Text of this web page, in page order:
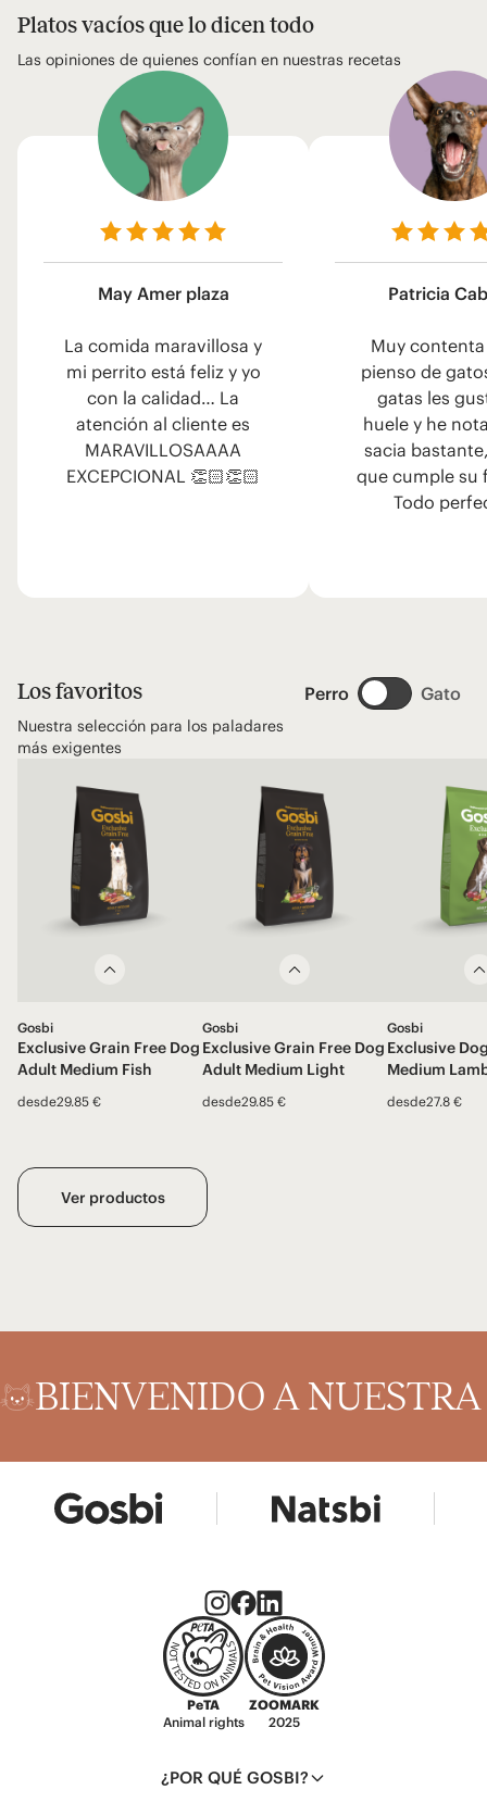
Platos vacíos que lo dicen todo
Las opiniones de quienes confían en nuestras recetas
May Amer plaza
La comida maravillosa y
mi perrito está feliz y yo
con la calidad… La
atención al cliente es
MARAVILLOSAAAA
EXCEPCIONAL 👏🏻👏🏻
Patricia
Muy
pienso de
gatas les
huele y he
sacia
que cumple su
Todo
Los favoritos
Nuestra selección para los paladares
más exigentes
Perro Gato
Gosbi
Exclusive Grain Free Dog
Adult Medium Fish
desde29.85 €
Gosbi
Exclusive Grain Free Dog
Adult Medium Light
desde29.85 €
Gosbi
Exclusive
Medium
desde27.8 €
Ver productos
BIENVENIDO A
PeTA
Animal rights
ZOOMARK
2025
¿POR QUÉ GOSBI?